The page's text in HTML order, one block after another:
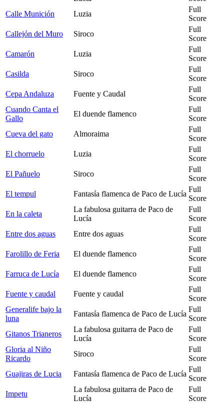
Calle Munición
Luzia
Full
Score
Callejón del Muro
Siroco
Full
Score
Camarón
Luzia
Full
Score
Casilda
Siroco
Full
Score
Cepa Andaluza
Fuente y Caudal
Full
Score
Cuando Canta el
Gallo
El duende flamenco
Full
Score
Cueva del gato
Almoraima
Full
Score
El chorruelo
Luzia
Full
Score
El Pañuelo
Siroco
Full
Score
El tempul
Fantasía flamenca de Paco de Lucía
Full
Score
En la caleta
La fabulosa guitarra de Paco de
Lucía
Full
Score
Entre dos aguas
Entre dos aguas
Full
Score
Farolillo de Feria
El duende flamenco
Full
Score
Farruca de Lucía
El duende flamenco
Full
Score
Fuente y caudal
Fuente y caudal
Full
Score
Generalife bajo la
luna
Fantasía flamenca de Paco de Lucía
Full
Score
Gitanos Trianeros
La fabulosa guitarra de Paco de
Lucía
Full
Score
Gloria al Niño
Ricardo
Siroco
Full
Score
Guajiras de Lucia
Fantasía flamenca de Paco de Lucía
Full
Score
Impetu
La fabulosa guitarra de Paco de
Lucía
Full
Score